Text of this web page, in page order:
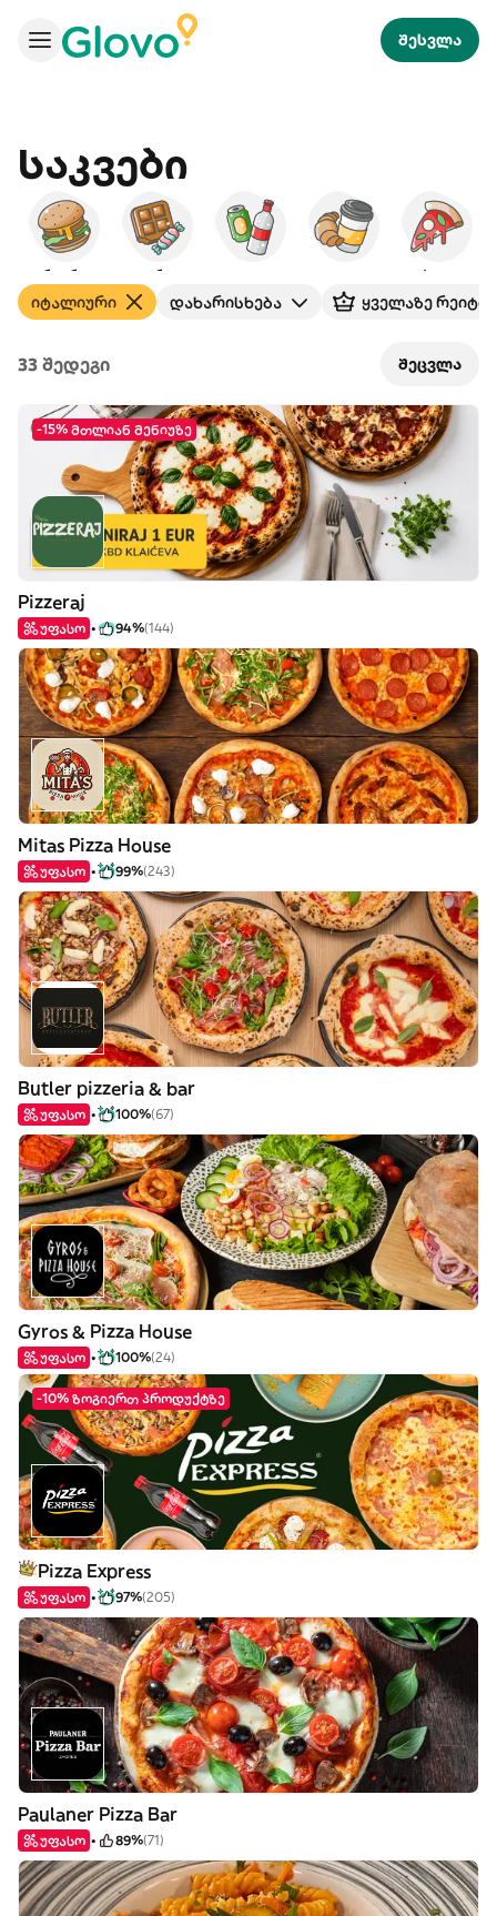
შესვლა
Საკვები
ბურგერები დესერტები პიცა
იტალიური დახარისხება ყველაზე
33 შედეგი შეცვლა
-15% მთლიან მენიუზე
Pizzeraj
უფასო 94%(144)
Mitas Pizza House
უფასო 99%(243)
Butler pizzeria & bar
უფასო 100%(67)
Gyros & Pizza House
უფასო 100%(24)
-10% ზოგიერთ პროდუქტზე
Pizza Express
უფასო 97%(205)
Paulaner Pizza Bar
უფასო 89%(71)